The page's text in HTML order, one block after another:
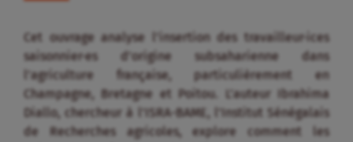
Cet ouvrage analyse l’insertion des travailleur·ices
saisonnier·es d’origine subsaharienne dans
l’agriculture française, particulièrement en
Champagne, Bretagne et Poitou. L’auteur Ibrahima
Diallo, chercheur à l’ISRA-BAME, l’Institut Sénégalais
de Recherches agricoles, explore comment les